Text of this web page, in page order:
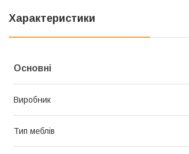
Характеристики
Основні
Виробник
Тип меблів